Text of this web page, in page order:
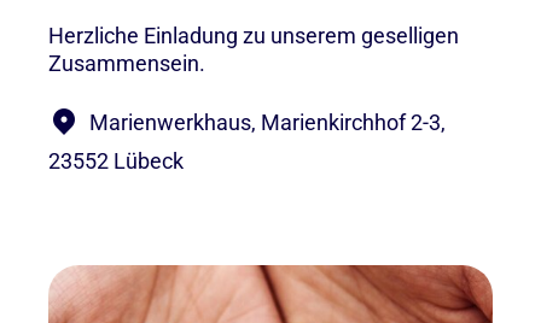
Herzliche Einladung zu unserem geselligen
Zusammensein.
Marienwerkhaus, Marienkirchhof 2-3,
23552 Lübeck